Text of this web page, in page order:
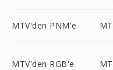
MTV'den PNM'e
MTV'den RGB'e